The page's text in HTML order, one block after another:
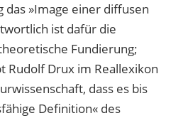
das »Image einer diffusen
ist dafür die
Fundierung;
Rudolf Drux im Reallexikon
dass es bis
Definition« des